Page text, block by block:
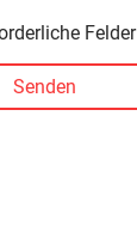
Felder
Senden